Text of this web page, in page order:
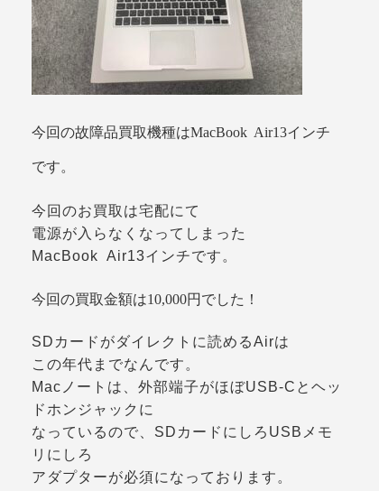
今回の故障品買取機種はMacBook Air13インチ
です。
今回のお買取は宅配にて
電源が入らなくなってしまった
MacBook Air13インチです。
今回の買取金額は10,000円でした！
SDカードがダイレクトに読めるAirは
この年代までなんです。
Macノートは、外部端子がほぼUSB-Cとヘッ
ドホンジャックに
なっているので、SDカードにしろUSBメモ
リにしろ
アダプターが必須になっております。